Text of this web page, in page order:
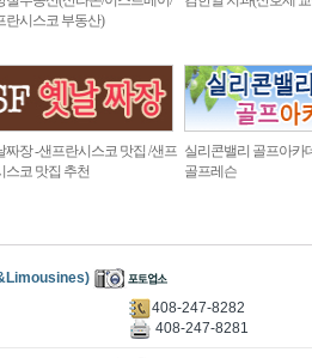
란시스코 부동산)
짜장 -샌프란시스코 맛집 /샌프
스코 맛집 추천
실리콘밸리 골프아카
골프레슨
408-247-8282
408-247-8281